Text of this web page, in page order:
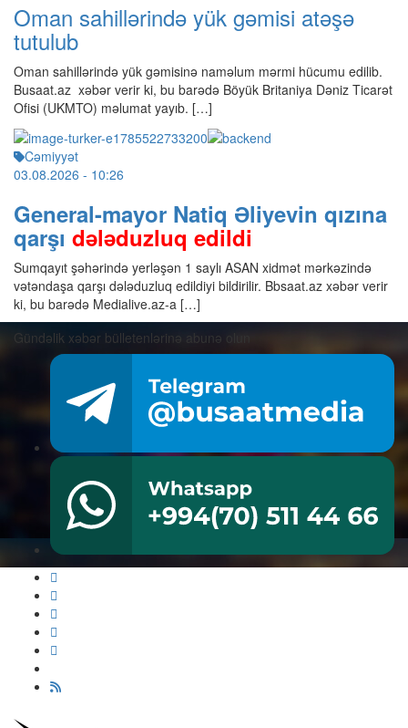
Oman sahillərində yük gəmisi atəşə
tutulub
Oman sahillərində yük gəmisinə naməlum mərmi hücumu edilib.
Busaat.az xəbər verir ki, bu barədə Böyük Britaniya Dəniz Ticarət
Ofisi (UKMTO) məlumat yayıb. […]
Cəmiyyət
03.08.2026 - 10:26
General-mayor Natiq Əliyevin qızına
qarşı dələduzluq edildi
Sumqayıt şəhərində yerləşən 1 saylı ASAN xidmət mərkəzində
vətəndaşa qarşı dələduzluq edildiyi bildirilir. Bbsaat.az xəbər verir
ki, bu barədə Medialive.az-a […]
Gündəlik xəbər bülletenlərinə abunə olun